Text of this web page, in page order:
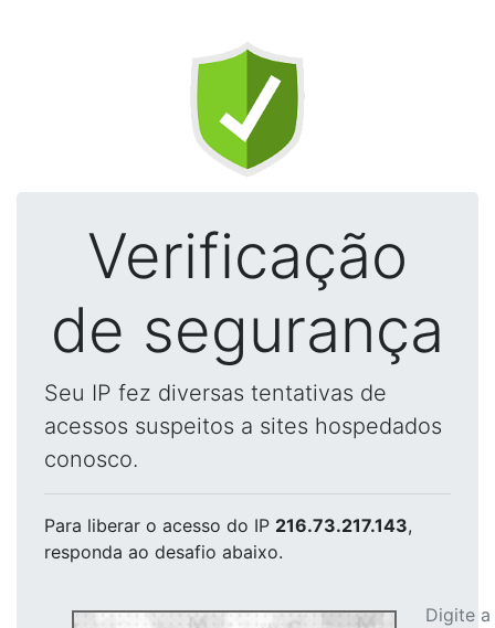
Verificação
de segurança
Seu IP fez diversas tentativas de
acessos suspeitos a sites hospedados
conosco.
Para liberar o acesso do IP 216.73.217.143,
responda ao desafio abaixo.
Digite